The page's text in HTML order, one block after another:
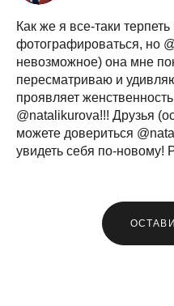
Как же я все-таки
фотографироваться, но
невозможное) она мне
пересматриваю и
проявляет
@natalikurova!!! Друзья
можете довериться
увидеть себя по-